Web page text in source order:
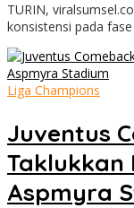
TURIN,
konsistensi pada
Liga Champions
Juventus
Taklukkan
Aspmyra